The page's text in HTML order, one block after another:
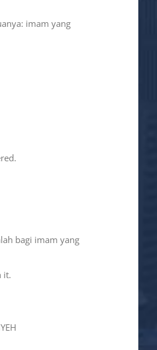
imam yang
bagi imam yang
it.